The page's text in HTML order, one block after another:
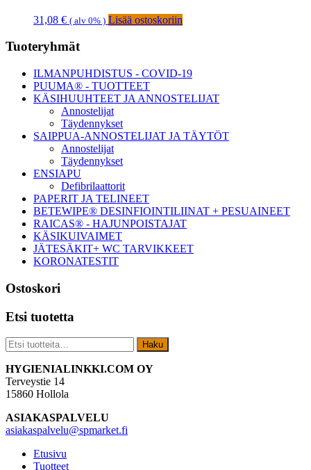
31,08 € ( alv 0% ) Lisää ostoskoriin
Ensisijainen
sivupalkki
Tuoteryhmät
ILMANPUHDISTUS - COVID-19
PUUMA® - TUOTTEET
KÄSIHUUHTEET JA ANNOSTELIJAT
Annostelijat
Täydennykset
SAIPPUA-ANNOSTELIJAT JA TÄYTÖT
Annostelijat
Täydennykset
ENSIAPU
Defibrilaattorit
PAPERIT JA TELINEET
BETEWIPE® DESINFIOINTILIINAT + PESUAINEET
RAICAS® - HAJUNPOISTAJAT
KÄSIKUIVAIMET
JÄTESÄKIT+ WC TARVIKKEET
KORONATESTIT
Ostoskori
Etsi tuotetta
Etsi: Haku
Footer
HYGIENIALINKKI.COM OY
Terveystie 14
15860 Hollola
ASIAKASPALVELU
asiakaspalvelu@spmarket.fi
Etusivu
Tuotteet